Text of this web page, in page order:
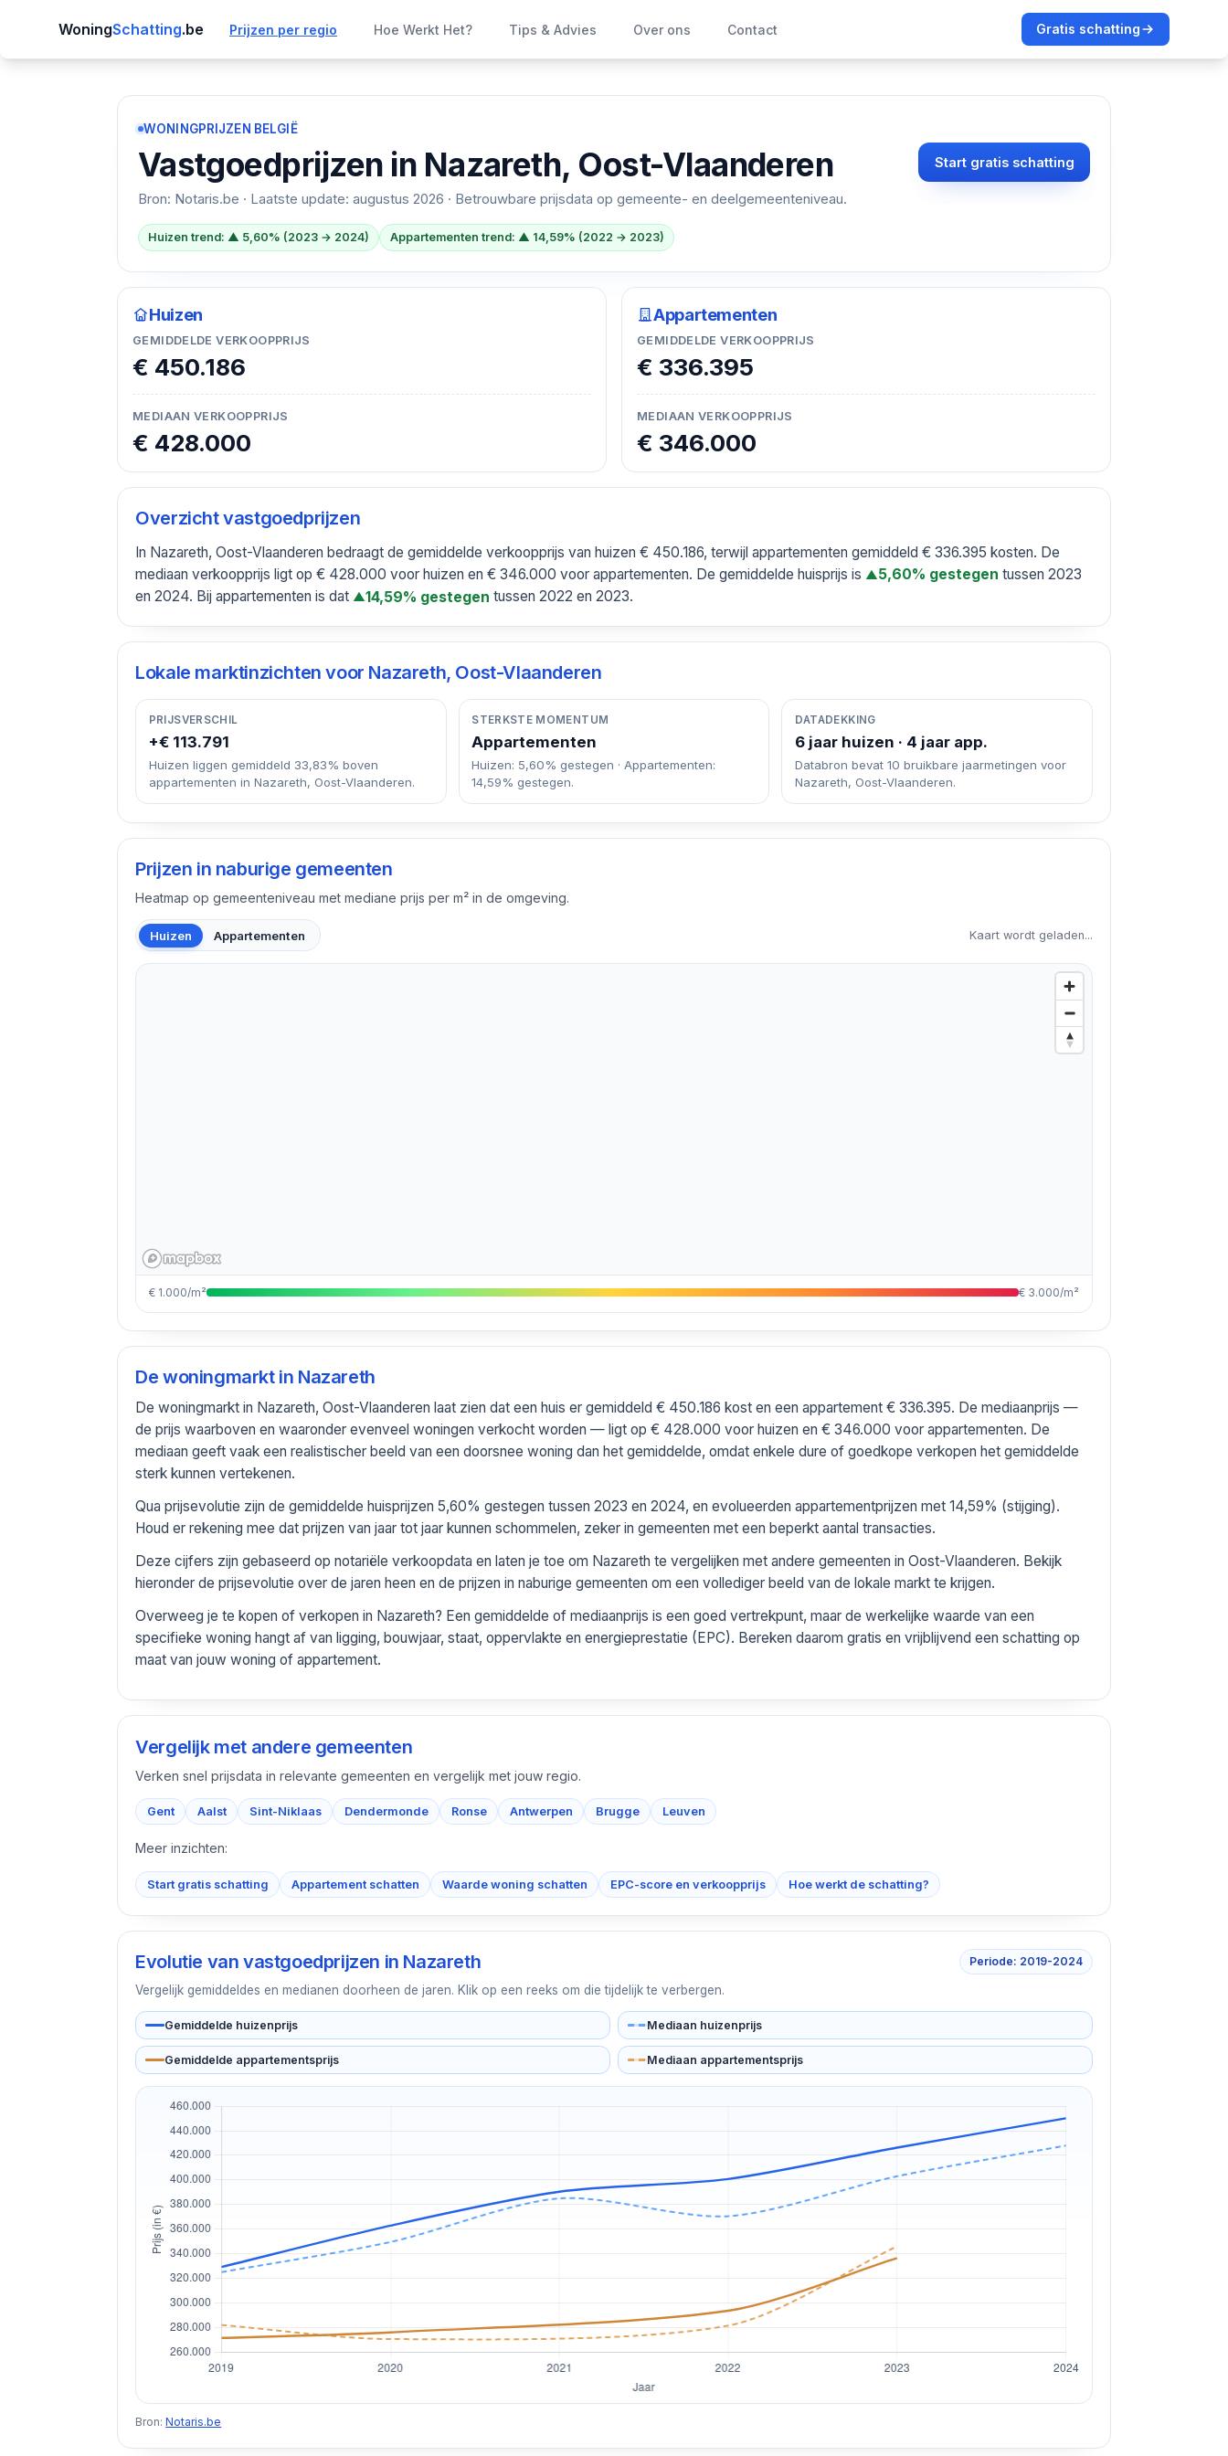
WoningSchatting.be Prijzen per regio Hoe Werkt Het? Tips & Advies Over ons Contact Gratis schatting
WONINGPRIJZEN BELGIË
Vastgoedprijzen in Nazareth, Oost-Vlaanderen
Bron: Notaris.be · Laatste update: augustus 2026 · Betrouwbare prijsdata op gemeente- en deelgemeenteniveau.
Start gratis schatting
Huizen trend: ▲ 5,60% (2023 → 2024) Appartementen trend: ▲ 14,59% (2022 → 2023)
Huizen
GEMIDDELDE VERKOOPPRIJS
€ 450.186
MEDIAAN VERKOOPPRIJS
€ 428.000
Appartementen
GEMIDDELDE VERKOOPPRIJS
€ 336.395
MEDIAAN VERKOOPPRIJS
€ 346.000
Overzicht vastgoedprijzen
In Nazareth, Oost-Vlaanderen bedraagt de gemiddelde verkoopprijs van huizen € 450.186, terwijl appartementen gemiddeld € 336.395 kosten. De
mediaan verkoopprijs ligt op € 428.000 voor huizen en € 346.000 voor appartementen. De gemiddelde huisprijs is ▲5,60% gestegen tussen 2023
en 2024. Bij appartementen is dat ▲14,59% gestegen tussen 2022 en 2023.
Lokale marktinzichten voor Nazareth, Oost-Vlaanderen
PRIJSVERSCHIL
+€ 113.791
Huizen liggen gemiddeld 33,83% boven
appartementen in Nazareth, Oost-Vlaanderen.
STERKSTE MOMENTUM
Appartementen
Huizen: 5,60% gestegen · Appartementen:
14,59% gestegen.
DATADEKKING
6 jaar huizen · 4 jaar app.
Databron bevat 10 bruikbare jaarmetingen voor
Nazareth, Oost-Vlaanderen.
Prijzen in naburige gemeenten
Heatmap op gemeenteniveau met mediane prijs per m² in de omgeving.
Huizen Appartementen Kaart wordt geladen...
€ 1.000/m² € 3.000/m²
De woningmarkt in Nazareth
De woningmarkt in Nazareth, Oost-Vlaanderen laat zien dat een huis er gemiddeld € 450.186 kost en een appartement € 336.395. De mediaanprijs —
de prijs waarboven en waaronder evenveel woningen verkocht worden — ligt op € 428.000 voor huizen en € 346.000 voor appartementen. De
mediaan geeft vaak een realistischer beeld van een doorsnee woning dan het gemiddelde, omdat enkele dure of goedkope verkopen het gemiddelde
sterk kunnen vertekenen.
Qua prijsevolutie zijn de gemiddelde huisprijzen 5,60% gestegen tussen 2023 en 2024, en evolueerden appartementprijzen met 14,59% (stijging).
Houd er rekening mee dat prijzen van jaar tot jaar kunnen schommelen, zeker in gemeenten met een beperkt aantal transacties.
Deze cijfers zijn gebaseerd op notariële verkoopdata en laten je toe om Nazareth te vergelijken met andere gemeenten in Oost-Vlaanderen. Bekijk
hieronder de prijsevolutie over de jaren heen en de prijzen in naburige gemeenten om een vollediger beeld van de lokale markt te krijgen.
Overweeg je te kopen of verkopen in Nazareth? Een gemiddelde of mediaanprijs is een goed vertrekpunt, maar de werkelijke waarde van een
specifieke woning hangt af van ligging, bouwjaar, staat, oppervlakte en energieprestatie (EPC). Bereken daarom gratis en vrijblijvend een schatting op
maat van jouw woning of appartement.
Vergelijk met andere gemeenten
Verken snel prijsdata in relevante gemeenten en vergelijk met jouw regio.
Gent Aalst Sint-Niklaas Dendermonde Ronse Antwerpen Brugge Leuven
Meer inzichten:
Start gratis schatting Appartement schatten Waarde woning schatten EPC-score en verkoopprijs Hoe werkt de schatting?
Evolutie van vastgoedprijzen in Nazareth
Vergelijk gemiddeldes en medianen doorheen de jaren. Klik op een reeks om die tijdelijk te verbergen.
Periode: 2019-2024
Gemiddelde huizenprijs Mediaan huizenprijs
Gemiddelde appartementsprijs Mediaan appartementsprijs
Bron:Notaris.be